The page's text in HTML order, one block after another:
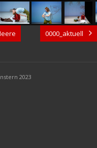
0000_aktuell
2023